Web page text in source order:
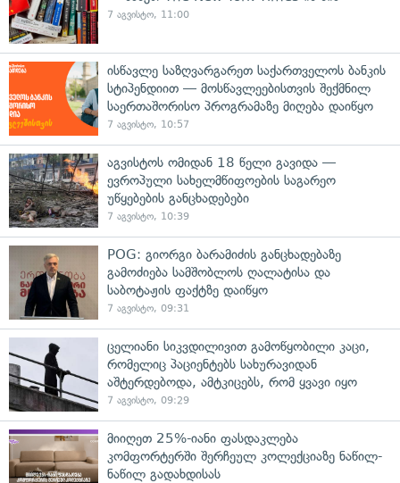
7 აგვისტო, 11:00
ისწავლე საზღვარგარეთ საქართველოს ბანკის
სტიპენდიით — მოსწავლეებისთვის შექმნილ
საერთაშორისო პროგრამაზე მიღება დაიწყო
7 აგვისტო, 10:57
აგვისტოს ომიდან 18 წელი გავიდა —
ევროპული სახელმწიფოების საგარეო
უწყებების განცხადებები
7 აგვისტო, 10:39
POG: გიორგი ბარამიძის განცხადებაზე
გამოძიება სამშობლოს ღალატისა და
საბოტაჟის ფაქტზე დაიწყო
7 აგვისტო, 09:31
ცელიანი სიკვდილივით გამოწყობილი კაცი,
რომელიც პაციენტებს სახურავიდან
აშტერდებოდა, ამტკიცებს, რომ ყვავი იყო
7 აგვისტო, 09:29
მიიღეთ 25%-იანი ფასდაკლება
კომფორტერში შერჩეულ კოლექციაზე ნაწილ-
ნაწილ გადახდისას